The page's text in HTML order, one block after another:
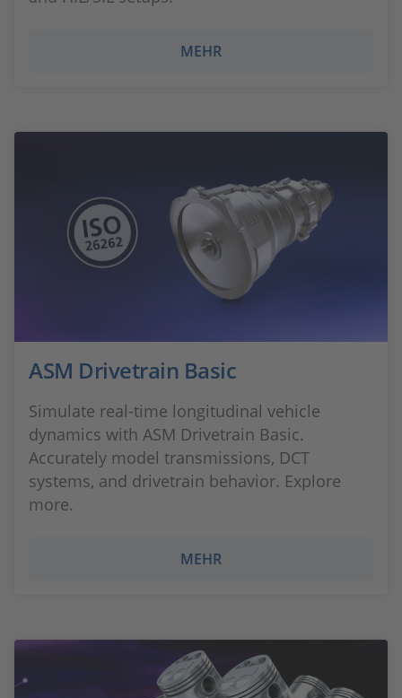
MEHR
ASM Drivetrain Basic
Simulate real-time longitudinal vehicle
dynamics with ASM Drivetrain Basic.
Accurately model transmissions, DCT
systems, and drivetrain behavior. Explore
more.
MEHR